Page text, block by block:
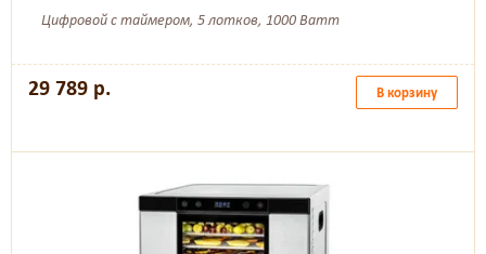
Цифровой с таймером, 5 лотков, 1000 Ватт
29 789 р. В корзину